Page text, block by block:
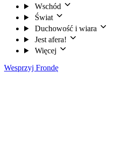
Wschód
Świat
Duchowość i wiara
Jest afera!
Więcej
Wesprzyj Frondę